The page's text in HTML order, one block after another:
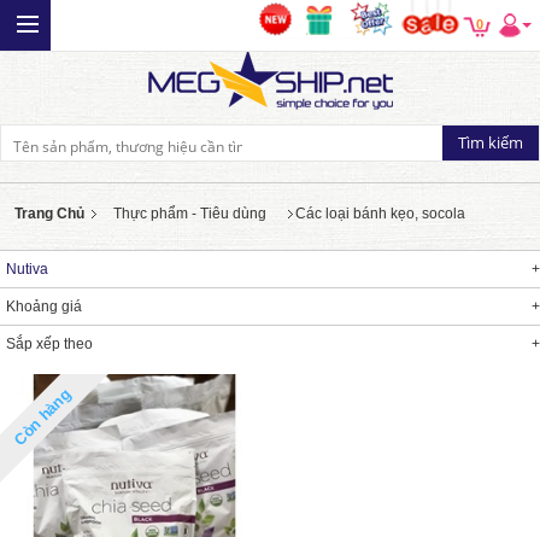
0
Trang Chủ Thực phẩm - Tiêu dùng Các loại bánh kẹo, socola
Nutiva
Khoảng giá
Sắp xếp theo
Còn hàng